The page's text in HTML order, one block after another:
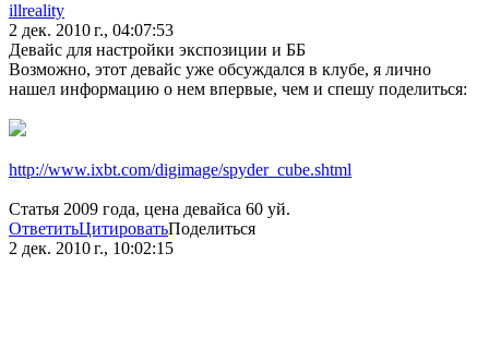
illreality
2 дек. 2010 г., 04:07:53
Девайс для настройки экспозиции и ББ
Возможно, этот девайс уже обсуждался в клубе, я лично
нашел информацию о нем впервые, чем и спешу поделиться:
http://www.ixbt.com/digimage/spyder_cube.shtml
Статья 2009 года, цена девайса 60 уй.
ОтветитьЦитироватьПоделиться
2 дек. 2010 г., 10:02:15